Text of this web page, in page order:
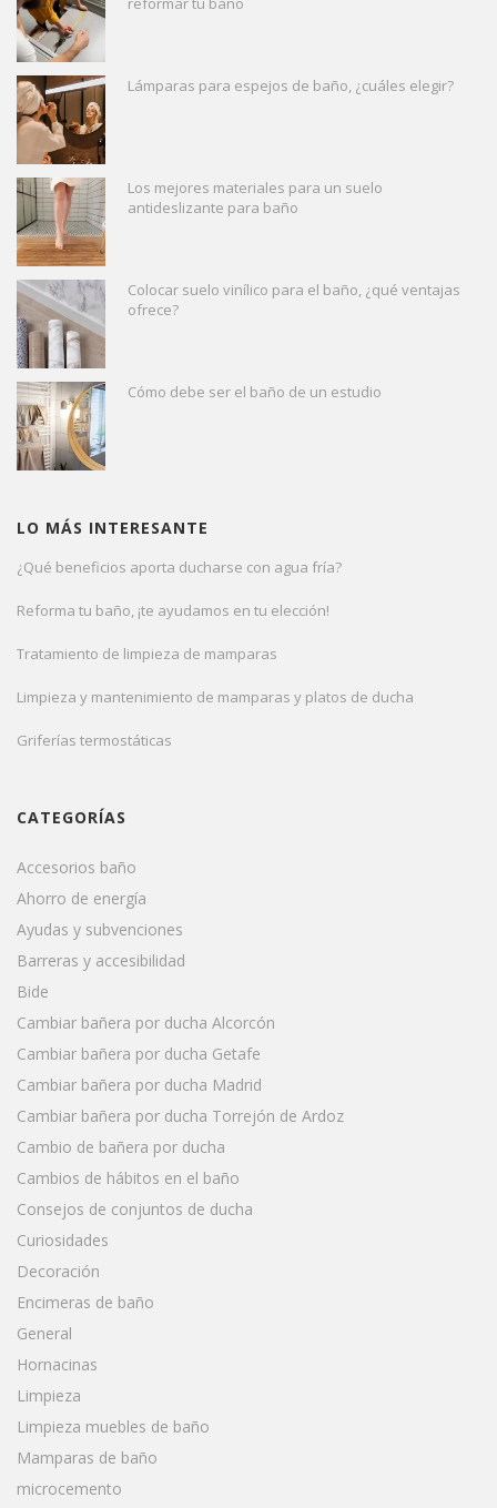
Lámparas para espejos de baño, ¿cuáles elegir?
Los mejores materiales para un suelo
antideslizante para baño
Colocar suelo vinílico para el baño, ¿qué ventajas
ofrece?
Cómo debe ser el baño de un estudio
LO MÁS INTERESANTE
¿Qué beneficios aporta ducharse con agua fría?
Reforma tu baño, ¡te ayudamos en tu elección!
Tratamiento de limpieza de mamparas
Limpieza y mantenimiento de mamparas y platos de ducha
Griferías termostáticas
CATEGORÍAS
Accesorios baño
Ahorro de energía
Ayudas y subvenciones
Barreras y accesibilidad
Bide
Cambiar bañera por ducha Alcorcón
Cambiar bañera por ducha Getafe
Cambiar bañera por ducha Madrid
Cambiar bañera por ducha Torrejón de Ardoz
Cambio de bañera por ducha
Cambios de hábitos en el baño
Consejos de conjuntos de ducha
Curiosidades
Decoración
Encimeras de baño
General
Hornacinas
Limpieza
Limpieza muebles de baño
Mamparas de baño
microcemento